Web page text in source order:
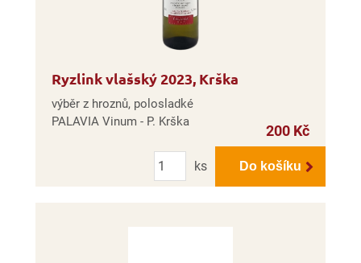
Ryzlink vlašský 2023, Krška
výběr z hroznů, polosladké
PALAVIA Vinum - P. Krška
200 Kč
Počet
ks
Do košíku